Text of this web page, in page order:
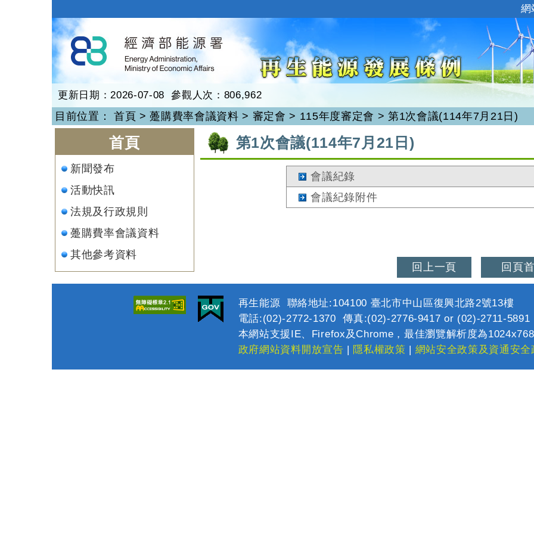
到
主
要
內
容
:::
網
再生能源
更新日期：2026-07-08 參觀人次：806,962
目前位置： 首頁 > 躉購費率會議資料 > 審定會 > 115年度審定會 >第1次會議(114年7月21日)
首頁
新聞發布
活動快訊
法規及行政規則
躉購費率會議資料
其他參考資料
第1次會議(114年7月21日)
會議紀錄
會議紀錄附件
回上一頁
回頁首
再生能源 聯絡地址:104100 臺北市中山區復興北路2號13樓
電話:(02)-2772-1370 傳真:(02)-2776-9417 or (02)-2711-5891
本網站支援IE、Firefox及Chrome，最佳瀏覽解析度為
政府網站資料開放宣告 | 隱私權政策 | 網站安全政策及資通安全